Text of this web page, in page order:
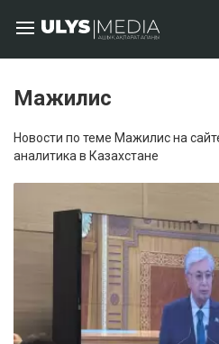
Мажилис
Новости по теме Мажилис на
аналитика в Казахстане